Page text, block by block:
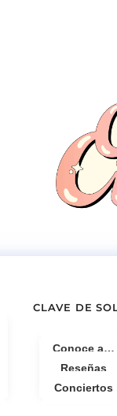
CLAVE DE
Conoce a…
Reseñas
Conciertos